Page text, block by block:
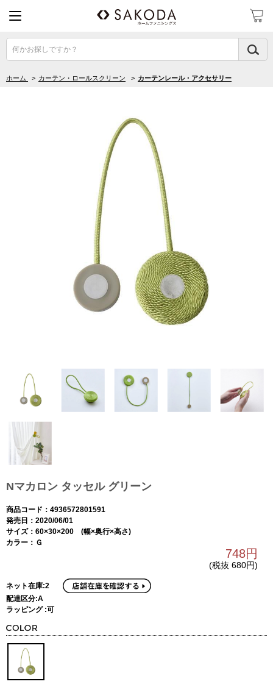
何かお探しですか？
ホーム > カーテン・ロールスクリーン > カーテンレール・アクセサリー
Nマカロン タッセル グリーン
商品コード：4936572801591
発売日：2020/06/01
サイズ：60×30×200 (幅×奥行×高さ)
カラー：Ｇ
748円
(税抜 680円)
ネット在庫:2
配達区分:A
ラッピング :可